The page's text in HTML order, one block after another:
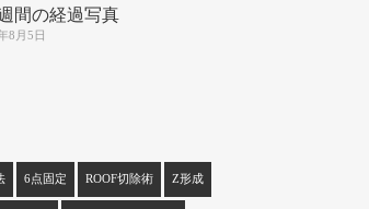
間の経過写真
8月5日
6点固定 ROOF切除術 Z形成